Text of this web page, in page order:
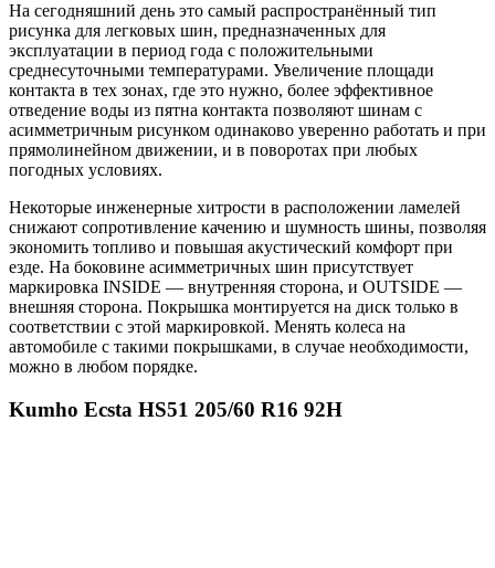
На сегодняшний день это самый распространённый тип
рисунка для легковых шин, предназначенных для
эксплуатации в период года с положительными
среднесуточными температурами. Увеличение площади
контакта в тех зонах, где это нужно, более эффективное
отведение воды из пятна контакта позволяют шинам с
асимметричным рисунком одинаково уверенно работать и при
прямолинейном движении, и в поворотах при любых
погодных условиях.
Некоторые инженерные хитрости в расположении ламелей
снижают сопротивление качению и шумность шины, позволяя
экономить топливо и повышая акустический комфорт при
езде. На боковине асимметричных шин присутствует
маркировка INSIDE — внутренняя сторона, и OUTSIDE —
внешняя сторона. Покрышка монтируется на диск только в
соответствии с этой маркировкой. Менять колеса на
автомобиле с такими покрышками, в случае необходимости,
можно в любом порядке.
Kumho Ecsta HS51 205/60 R16 92H